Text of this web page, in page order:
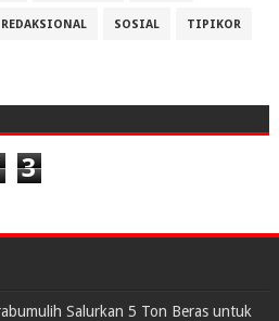
REDAKSIONAL SOSIAL TIPIKOR
3
Salurkan 5 Ton Beras untuk